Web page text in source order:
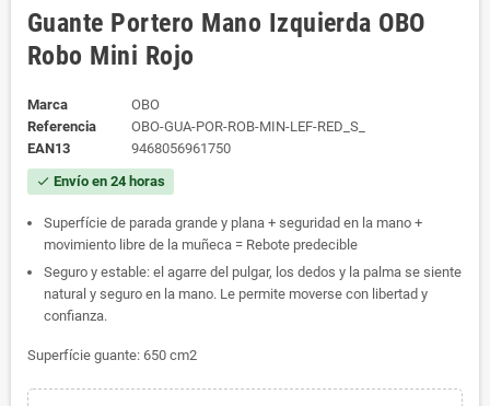
Guante Portero Mano Izquierda OBO
Robo Mini Rojo
Marca
OBO
Referencia
OBO-GUA-POR-ROB-MIN-LEF-RED_S_
EAN13
9468056961750
check Envío en 24 horas
Superfície de parada grande y plana + seguridad en la mano +
movimiento libre de la muñeca = Rebote predecible
Seguro y estable: el agarre del pulgar, los dedos y la palma se siente
natural y seguro en la mano. Le permite moverse con libertad y
confianza.
Superfície guante: 650 cm2